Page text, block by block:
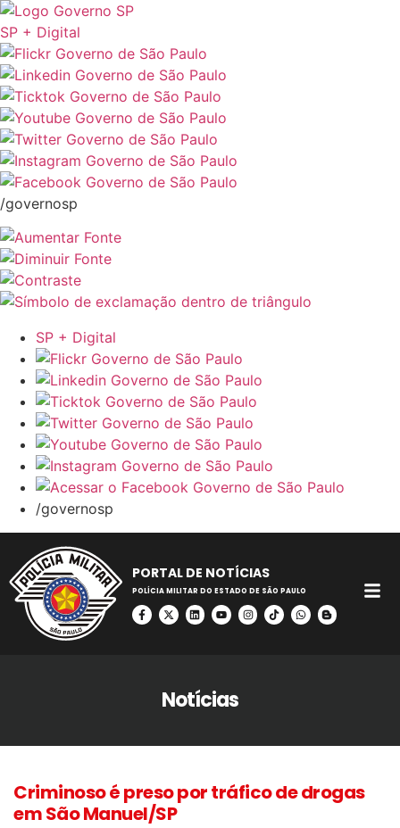
SP + Digital
/governosp
SP + Digital
/governosp
PORTAL DE NOTÍCIAS
POLÍCIA MILITAR DO ESTADO DE SÃO PAULO
Notícias
Criminoso é preso por tráfico de drogas
em São Manuel/SP